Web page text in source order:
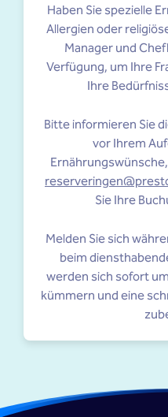
Haben Sie spezielle
Allergien oder
Manager und
Verfügung, um Ihre
Ihre
Bitte informieren Sie
vor Ihrem
Sie Ihre
Melden Sie sich
beim
werden sich sofort
kümmern und eine